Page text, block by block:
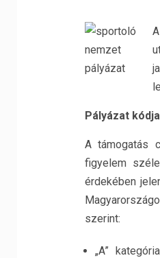
Pályázat
A támogatás
figyelem
érdekében
szerint:
„A”